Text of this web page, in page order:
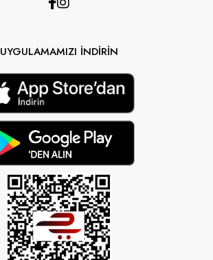
UYGULAMAMIZI İNDİRİN